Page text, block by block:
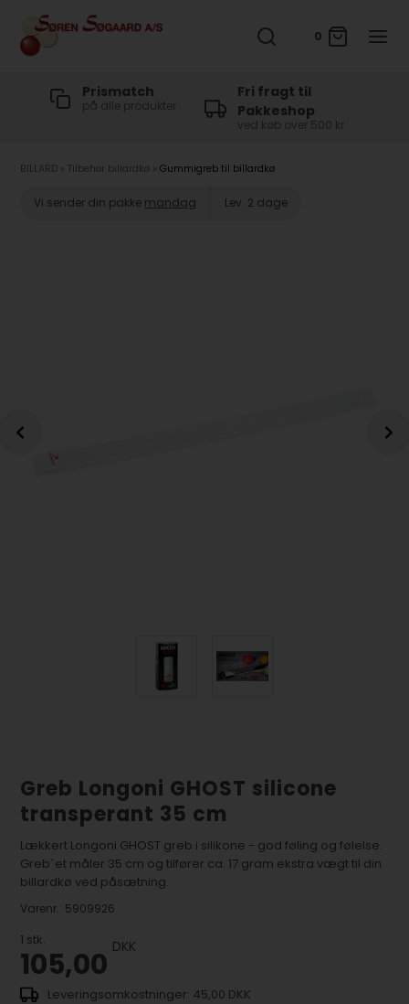
0
Prismatch
på alle produkter
Fri fragt til
Pakkeshop
ved køb over 500 kr
BILLARD Tilbehør billardkø »Gummigreb til billardkø
Vi sender din pakke mandag Lev. 2 dage
Greb Longoni GHOST silicone
transperant 35 cm
Lækkert Longoni GHOST greb i silikone - god føling og følelse.
Greb´et måler 35 cm og tilfører ca. 17 gram ekstra vægt til din
billardkø ved påsætning.
Varenr.: 5909926
1 stk.
105,00 DKK
45,00 DKK